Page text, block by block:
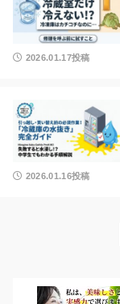
2026.01.17投稿
2026.01.16投稿